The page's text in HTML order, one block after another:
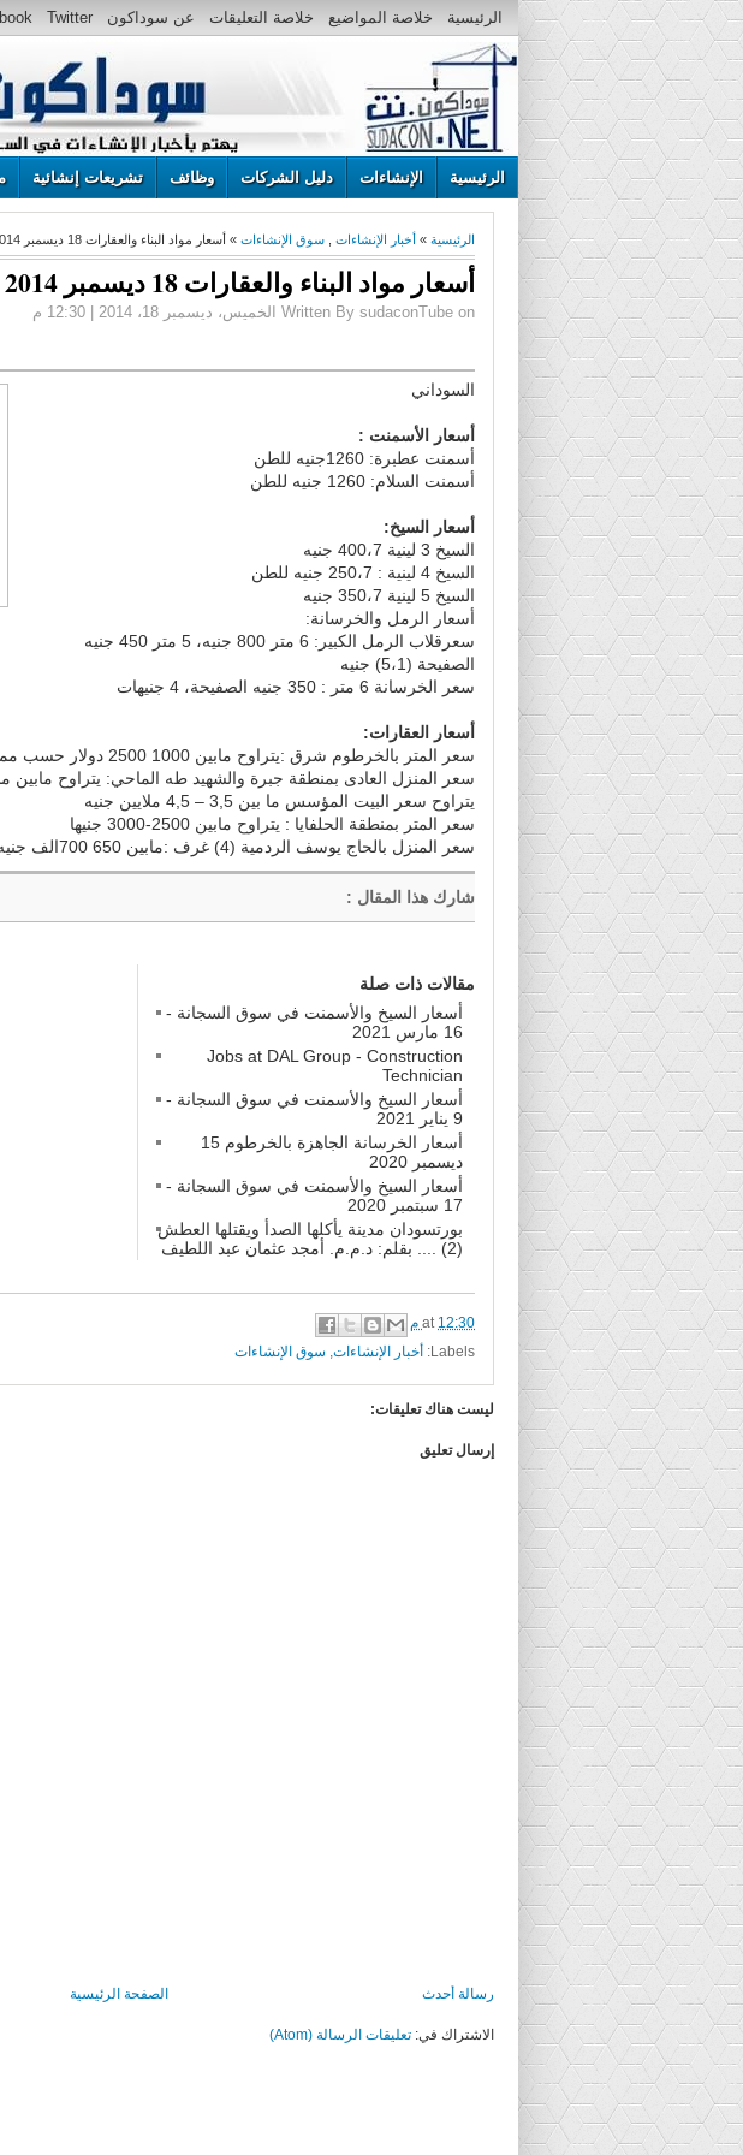
الرئيسية خلاصة المواضيع خلاصة التعليقات عن سوداكون Twitter
الرئيسية الإنشاءات دليل الشركات وظائف تشريعات إنشائية
الرئيسية » أخبار الإنشاءات سوق الإنشاءات » أسعار مواد البناء والعقارات 18 ديسمبر 2014
أسعار مواد البناء والعقارات 18 ديسمبر 2014
Written By sudaconTube on الخميس، ديسمبر 18، 2014 | 12:30 م
السوداني
أسعار الأسمنت :
أسمنت عطبرة: 1260جنيه للطن
أسمنت السلام: 1260 جنيه للطن
أسعار السيخ:
السيخ 3 لينية 400،7 جنيه
السيخ 4 لينية : 250،7 جنيه للطن
السيخ 5 لينية 350،7 جنيه
أسعار الرمل والخرسانة:
سعرقلاب الرمل الكبير: 6 متر 800 جنيه، 5 متر 450 جنيه
الصفيحة (5،1) جنيه
سعر الخرسانة 6 متر : 350 جنيه الصفيحة، 4 جنيهات
أسعار العقارات:
سعر المتر بالخرطوم شرق :يتراوح مابين 1000 2500 دولار حسب مميزات العقار
يتراوح سعر البيت المؤسس ما بين 3,5 – 4,5 ملايين جنيه
سعر المتر بمنطقة الحلفايا : يتراوح مابين 2500-3000 جنيها
سعر المنزل بالحاج يوسف الردمية (4) غرف :مابين 650 700الف جنيه
شارك هذا المقال :
مقالات ذات صلة
أسعار السيخ والأسمنت في سوق السجانة -
16 مارس 2021
Jobs at DAL Group - Construction
Technician
أسعار السيخ والأسمنت في سوق السجانة -
9 يناير 2021
أسعار الخرسانة الجاهزة بالخرطوم 15
ديسمبر 2020
أسعار السيخ والأسمنت في سوق السجانة -
17 سبتمبر 2020
بورتسودان مدينة يأكلها الصدأ ويقتلها العطش
(2) .... بقلم: د.م.م. أمجد عثمان عبد اللطيف
at 12:30 م
Labels:
أخبار الإنشاءات, سوق الإنشاءات
ليست هناك تعليقات:
إرسال تعليق
رسالة أحدث الصفحة الرئيسية
الاشتراك في: تعليقات الرسالة (Atom)